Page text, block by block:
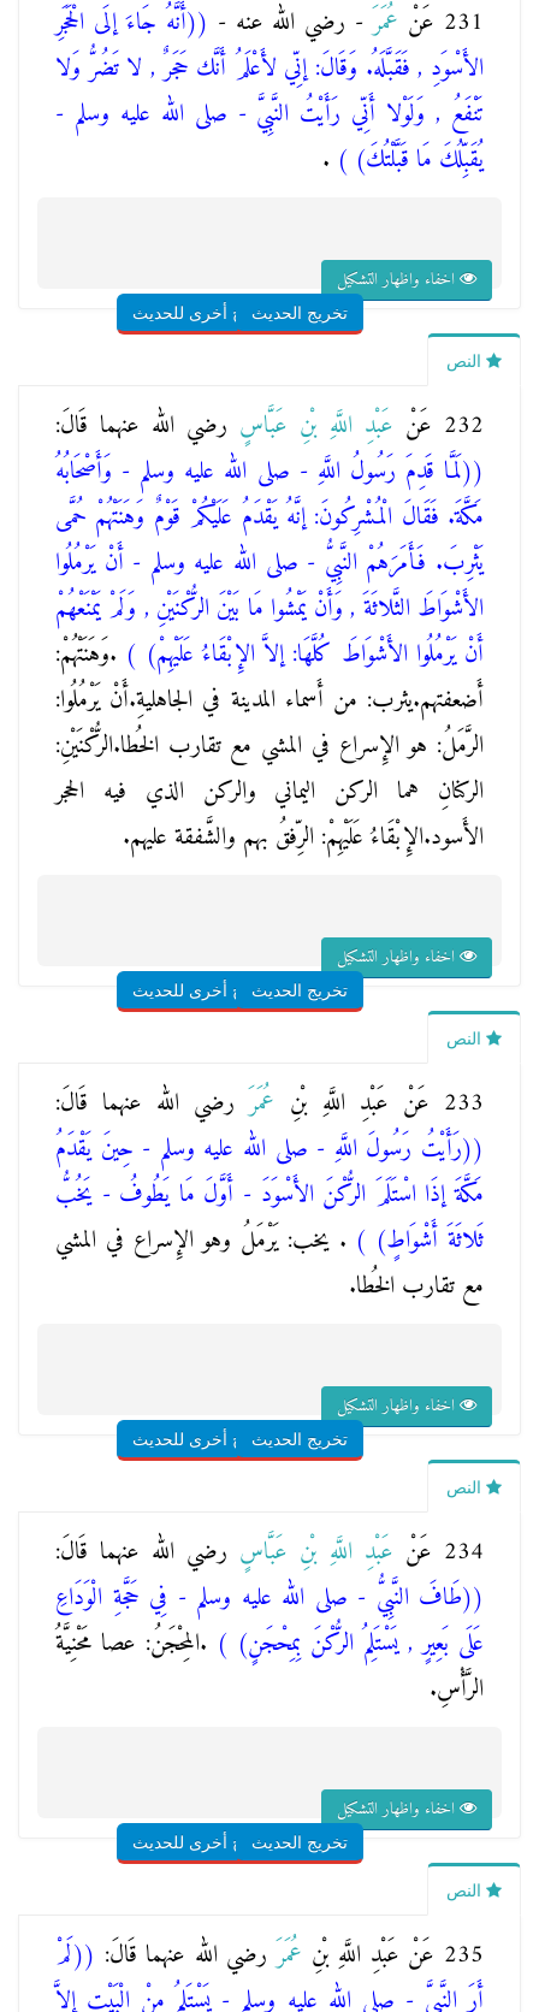
231 عَنْ عُمَرَ- رضي الله عنه - ((أَنَّهُ جَاءَ إلَى الْحَجَرِ
الأَسْوَدِ , فَقَبَّلَهُ. وَقَالَ: إنِّي لأَعْلَمُ أَنَّك حَجَرٌ , لا تَضُرُّ وَلا
تَنْفَعُ , وَلَوْلا أَنِّي رَأَيْتُ النَّبِيَّ - صلى الله عليه وسلم -
يُقَبِّلُكَ مَا قَبَّلْتُكَ) )
.
اخفاء واظهار التشكيل
تخريج الحديثشروح أخرى للحديث
النص
232 عَنْ عَبْدِ اللَّهِ بْنِ عَبَّاسٍ رضي الله عنهما قَالَ:
((لَمَّا قَدِمَ رَسُولُ اللَّهِ - صلى الله عليه وسلم - وَأَصْحَابُهُ
مَكَّةَ. فَقَالَ الْمُشْرِكُونَ: إنَّهُ يَقْدَمُ عَلَيْكُمْ قَوْمٌ وَهَنَتْهُمْ حُمَّى
يَثْرِبَ. فَأَمَرَهُمْ النَّبِيُّ - صلى الله عليه وسلم - أَنْ يَرْمُلُوا
الأَشْوَاطَ الثَّلاثَةَ , وَأَنْ يَمْشُوا مَا بَيْنَ الرُّكْنَيْنِ , وَلَمْ يَمْنَعْهُمْ
أَنْ يَرْمُلُوا الأَشْوَاطَ كُلَّهَا: إلاَّ الإِبْقَاءُ عَلَيْهِمْ) ) .وَهَنَتْهُمْ:
أَضعفتهم.يثرب: من أَسماء المدينة في الجاهليةِ.أَنْ يَرْمُلُوا:
الرَّمَلُ: هو الإِسراع في المشي مع تقارب الخُطا.الرُّكْنَيْنِ:
الركنانِ هما الركن اليماني والركن الذي فيه الحجر
الأَسود.الإِبْقَاءُ عَلَيْهِمْ: الرِّفقُ بهم والشَّفقة عليهم.
اخفاء واظهار التشكيل
تخريج الحديثشروح أخرى للحديث
النص
233 عَنْ عَبْدِ اللَّهِ بْنِ عُمَرَرضي الله عنهما قَالَ:
((رَأَيْتُ رَسُولَ اللَّهِ - صلى الله عليه وسلم - حِينَ يَقْدَمُ
مَكَّةَ إذَا اسْتَلَمَ الرُّكْنَ الأَسْوَدَ - أَوَّلَ مَا يَطُوفُ - يَخُبُّ
ثَلاثَةَ أَشْوَاطٍ) ) . يخب: يَرْمَلُ وهو الإِسراع في المشي
مع تقارب الخُطا.
اخفاء واظهار التشكيل
تخريج الحديثشروح أخرى للحديث
النص
234 عَنْ عَبْدِ اللَّهِ بْنِ عَبَّاسٍ رضي الله عنهما قَالَ:
((طَافَ النَّبِيُّ - صلى الله عليه وسلم - فِي حَجَّةِ الْوَدَاعِ
عَلَى بَعِيرٍ , يَسْتَلِمُ الرُّكْنَ بِمِحْجَنٍ) ) .المِحْجَنُ: عصا مَحْنِيَّةُ
الرَّأْسِ.
اخفاء واظهار التشكيل
تخريج الحديثشروح أخرى للحديث
النص
235 عَنْ عَبْدِ اللَّهِ بْنِ عُمَرَرضي الله عنهما قَالَ: ((لَمْ
أَرَ النَّبيَّ - صلى الله عليه وسلم - يَسْتَلِمُ مِنْ الْبَيْتِ إلاَّ